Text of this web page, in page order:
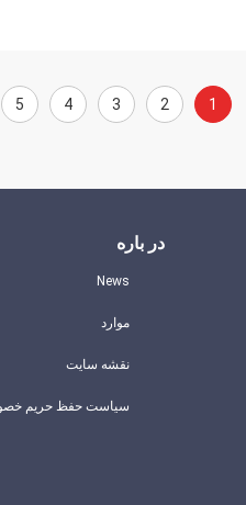
1
2
3
4
5
در باره
News
موارد
نقشه سایت